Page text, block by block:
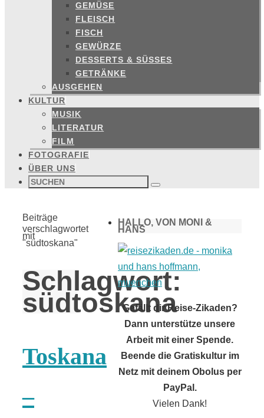
GEMÜSE
FLEISCH
FISCH
GEWÜRZE
DESSERTS & SÜSSES
GETRÄNKE
AUSGEHEN
KULTUR
MUSIK
LITERATUR
FILM
FOTOGRAFIE
ÜBER UNS
Suchen
nach: Suchen
Start
Beiträge
verschlagwortet
mit
"südtoskana"
Schlagwort:
südtoskana
Toskana
–
HALLO, VON MONI &
HANS
Gefällt dir Reise-Zikaden?
Dann unterstütze unsere
Arbeit mit einer Spende.
Beende die Gratiskultur im
Netz mit deinem Obolus per
PayPal.
Vielen Dank!